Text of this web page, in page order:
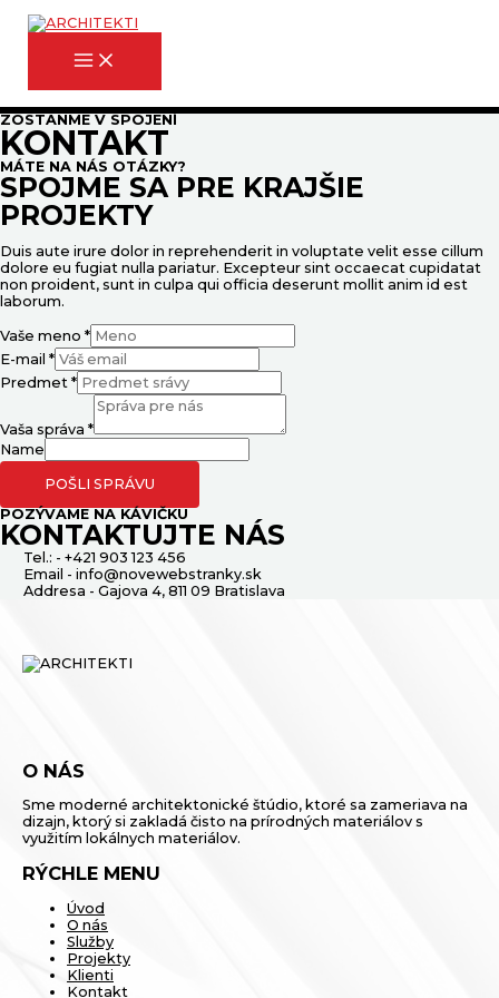
MAIN
MENU
ZOSTANME V SPOJENÍ
KONTAKT
MÁTE NA NÁS OTÁZKY?
SPOJME SA PRE KRAJŠIE
PROJEKTY
Duis aute irure dolor in reprehenderit in voluptate velit esse cillum
dolore eu fugiat nulla pariatur. Excepteur sint occaecat cupidatat
non proident, sunt in culpa qui officia deserunt mollit anim id est
laborum.
Vaše meno *
E-mail *
Predmet *
Vaša správa *
Name
POŠLI SPRÁVU
POZÝVAME NA KÁVIČKU
KONTAKTUJTE NÁS
Tel.: - +421 903 123 456
Email - info@novewebstranky.sk
Addresa - Gajova 4, 811 09 Bratislava
O NÁS
Sme moderné architektonické štúdio, ktoré sa zameriava na
dizajn, ktorý si zakladá čisto na prírodných materiálov s
využitím lokálnych materiálov.
RÝCHLE MENU
Úvod
O nás
Služby
Projekty
Klienti
Kontakt